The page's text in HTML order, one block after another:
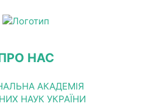
НАС
АКАДЕМІЯ
НАУК УКРАЇНИ